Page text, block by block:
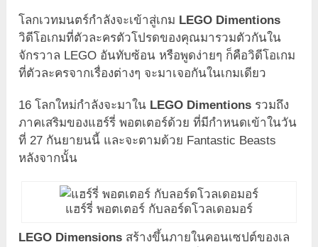
โลกเวทมนตร์กำลังจะเข้าสู่เกม LEGO Dimentions
วิดีโอเกมที่ตัวละครตัวโปรดของคุณมารวมตัวกันใน
จักรวาล LEGO อันทับซ้อน หรือพูดง่ายๆ ก็คือวิดีโอเกม
ที่ตัวละครจากเรื่องต่างๆ จะมาเจอกันในเกมเดียว
16 โลกใหม่กำลังจะมาใน LEGO Dimentions รวมถึง
ภาคเสริมของแฮร์รี่ พอตเตอร์ด้วย ที่มีกำหนดเข้าในวัน
ที่ 27 กันยายนนี้ และจะตามด้วย Fantastic Beasts
หลังจากนั้น
แฮร์รี่ พอตเตอร์ กับลอร์ดโวลเดอมอร์
LEGO Dimensions สร้างขึ้นภายในคอนเซปต์ของเล